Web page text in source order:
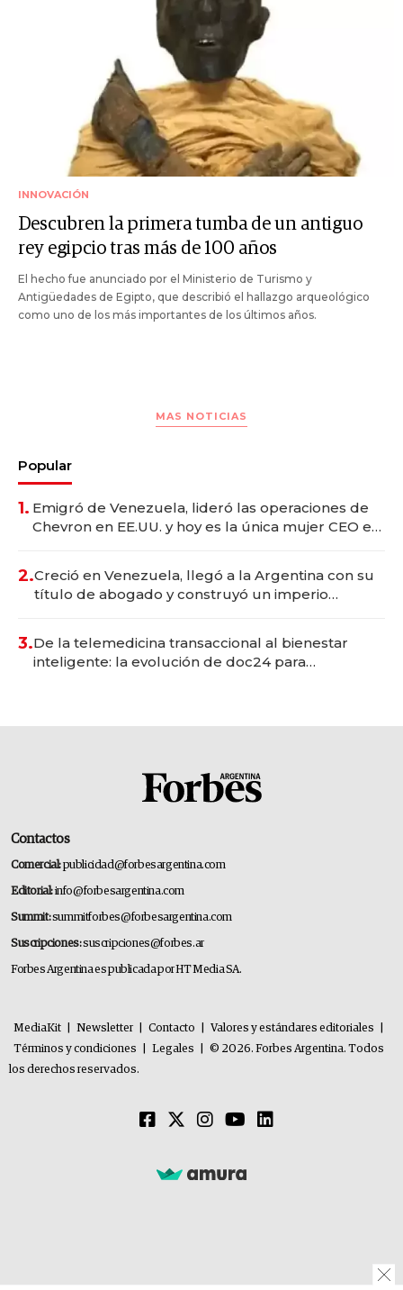
INNOVACIÓN
Descubren la primera tumba de un antiguo
rey egipcio tras más de 100 años
El hecho fue anunciado por el Ministerio de Turismo y
Antigüedades de Egipto, que describió el hallazgo arqueológico
como uno de los más importantes de los últimos años.
MAS NOTICIAS
Popular
1. Emigró de Venezuela, lideró las operaciones de
Chevron en EE.UU. y hoy es la única mujer CEO en
2.Creció en Venezuela, llegó a la Argentina con su
título de abogado y construyó un imperio
3.De la telemedicina transaccional al bienestar
inteligente: la evolución de doc24 para
Contactos
Comercial:publicidad@forbesargentina.com
Editorial:info@forbesargentina.com
Summit:summitforbes@forbesargentina.com
Suscripciones:suscripciones@forbes.ar
Forbes Argentina es publicada por HT Media SA.
MediaKit Newsletter Contacto Valores y estándares editoriales
Términos y condiciones
Legales
© 2026. Forbes Argentina. Todos
los derechos reservados.